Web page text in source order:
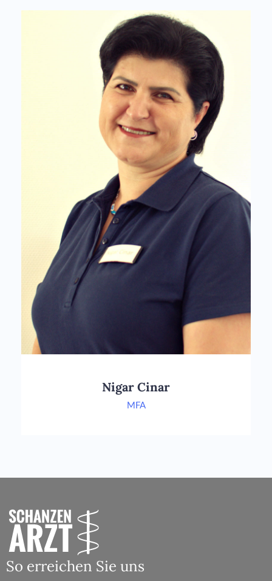
Nigar Cinar
MFA
So erreichen Sie uns